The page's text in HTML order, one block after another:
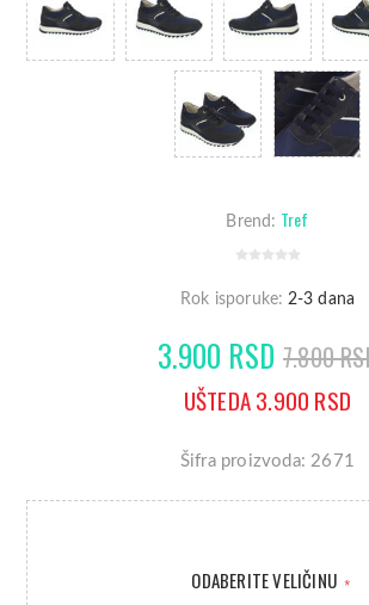
Brend: Tref
Rok isporuke: 2-3 dana
3.900 RSD 7.800
UŠTEDA 3.900 RSD
Šifra proizvoda: 2671
ODABERITE VELIČINU *